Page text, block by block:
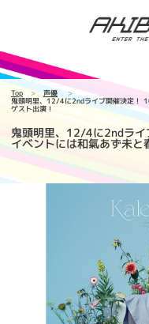
Top 声優
鬼頭明里、12/4に2ndライブ開催決定！
ゲスト出演！
鬼頭明里、12/4に2ndラ
イベントには和氣あず未と